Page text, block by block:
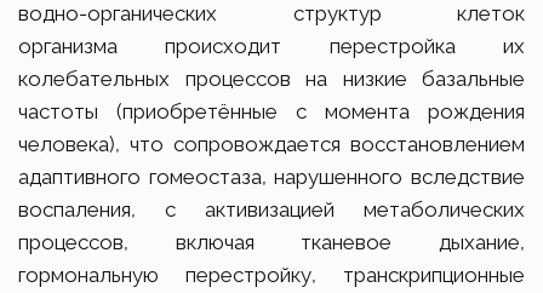
водно-органических структур клеток
организма происходит перестройка их
колебательных процессов на низкие базальные
частоты (приобретённые с момента рождения
человека), что сопровождается восстановлением
адаптивного гомеостаза, нарушенного вследствие
воспаления, с активизацией метаболических
процессов, включая тканевое дыхание,
гормональную перестройку, транскрипционные